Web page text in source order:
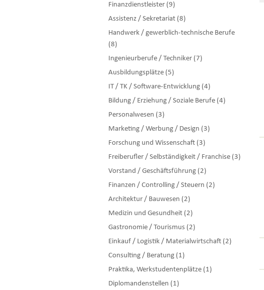
Finanzdienstleister (9)
Assistenz / Sekretariat (8)
Handwerk / gewerblich-technische Berufe
(8)
Ingenieurberufe / Techniker (7)
Ausbildungsplätze (5)
IT / TK / Software-Entwicklung (4)
Bildung / Erziehung / Soziale Berufe (4)
Personalwesen (3)
Marketing / Werbung / Design (3)
Forschung und Wissenschaft (3)
Freiberufler / Selbständigkeit / Franchise (3)
Vorstand / Geschäftsführung (2)
Finanzen / Controlling / Steuern (2)
Architektur / Bauwesen (2)
Medizin und Gesundheit (2)
Gastronomie / Tourismus (2)
Einkauf / Logistik / Materialwirtschaft (2)
Consulting / Beratung (1)
Praktika, Werkstudentenplätze (1)
Diplomandenstellen (1)